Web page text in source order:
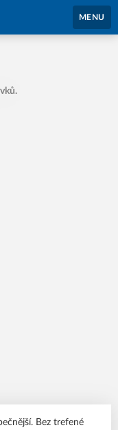
MENU
Bez trefené